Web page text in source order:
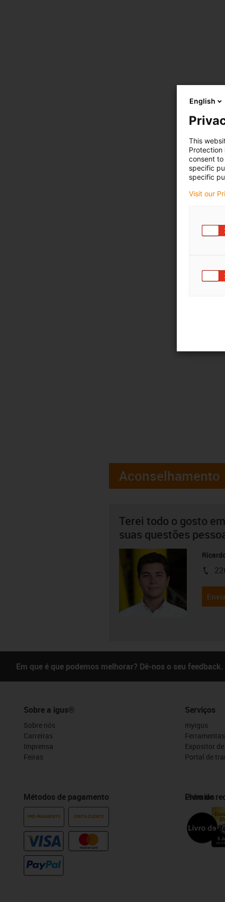
Aconselhamento
Terei todo o gosto
suas questões
igus-
Em que é que podemos melhorar? Dê-nos o seu feedback.
Sobre a igus®
Sobre nós
Carreiras
Imprensa
Feiras
Métodos de pagamento
PRÉ-PAGAMENTO CONTA CLIENTE
Serviços
myigus
Expositor
Portal de
Prémios
Livro de
English
This
Protection
consent
specific
specific
Visit our